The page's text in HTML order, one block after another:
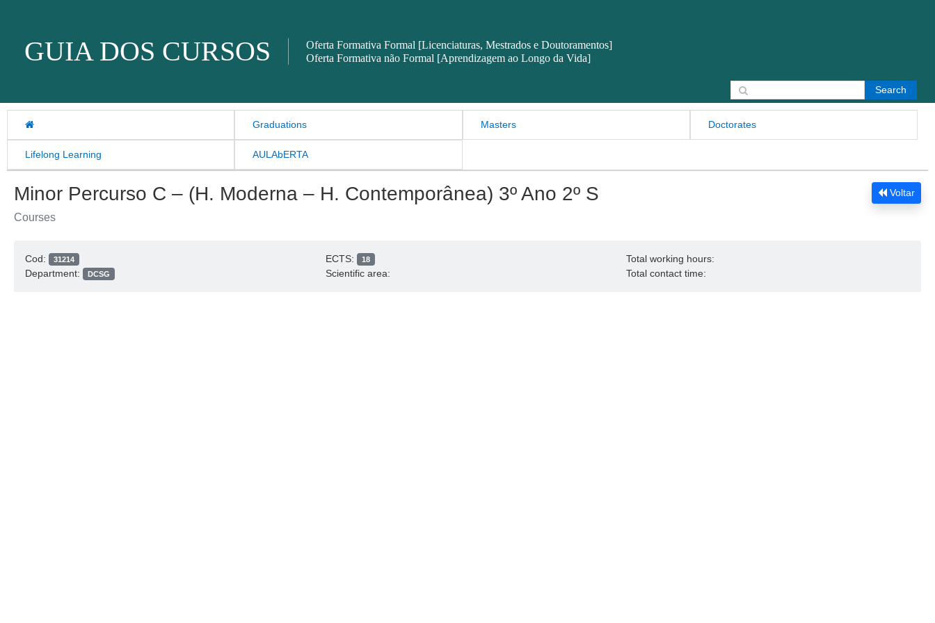
GUIA DOS CURSOS
Oferta Formativa Formal [Licenciaturas, Mestrados e Doutoramentos]
Oferta Formativa não Formal [Aprendizagem ao Longo da Vida]
Graduations Masters Doctorates
Lifelong Learning AULAbERTA
Search for:
Voltar
Minor Percurso C – (H. Moderna – H. Contemporânea) 3º Ano 2º S
Courses
Cod: 31214
Department: DCSG
ECTS: 18
Scientific area:
Total working hours:
Total contact time: